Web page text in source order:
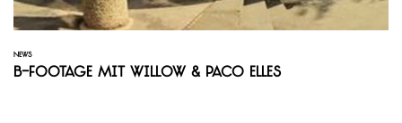
NEWS
B-Footage mit Willow & Paco Elles